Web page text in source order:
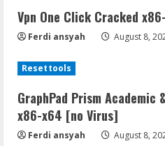
Vpn One Click Cracked
Ferdi ansyah August 8,
Resettools
GraphPad Prism Academic
x86-x64 [no Virus]
Ferdi ansyah August 8,